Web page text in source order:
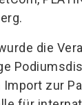
die
Import zur